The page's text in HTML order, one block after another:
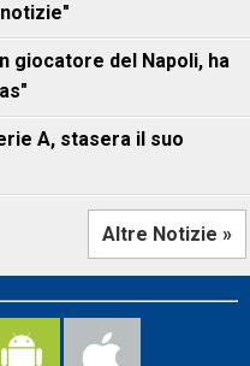
giocatore del Napoli, ha
A, stasera il suo
Altre Notizie »